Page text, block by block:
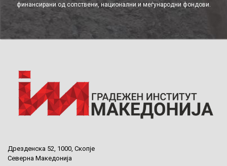
финансирани од сопствени, национални и меѓународни фондови.
Дрезденска 52, 1000, Скопје
Северна Македонија